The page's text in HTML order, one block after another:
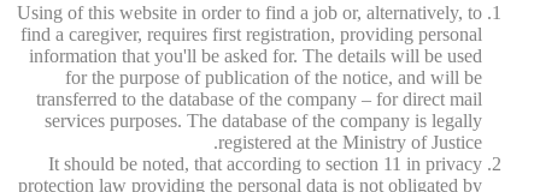
Using of this website in order to find a job or, alternatively, to
find a caregiver, requires first registration, providing personal
information that you'll be asked for. The details will be used
for the purpose of publication of the notice, and will be
transferred to the database of the company – for direct mail
services purposes. The database of the company is legally
registered at the Ministry of Justice.
It should be noted, that according to section 11 in privacy
protection law providing the personal data is not obligated by